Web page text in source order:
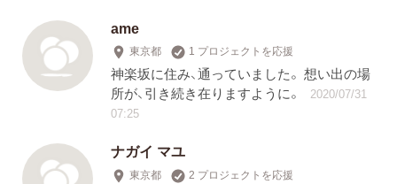
ame
東京都 1 プロジェクトを応援
神楽坂に住み、通っていました。 想い出の場
所が、引き続き在りますように。
2020/07/31
07:25
ナガイ マユ
東京都 2 プロジェクトを応援